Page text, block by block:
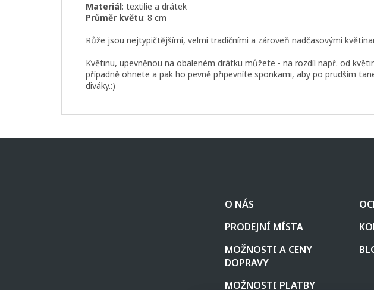
Materiál: textilie a drátek
Průměr květu: 8 cm
Růže jsou nejtypičtějšími, velmi tradičními a zároveň nadčasovými
Květinu, upevněnou na obaleném drátku můžete - na rozdíl např. od
případně ohnete a pak ho pevně připevníte sponkami, aby po prudším
diváky.:)
O NÁS
PRODEJNÍ MÍSTA
MOŽNOSTI A CENY
DOPRAVY
MOŽNOSTI PLATBY